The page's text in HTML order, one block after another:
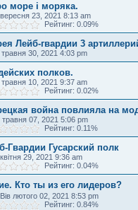
море і моряка.
23, 2021 8:13 am
Рейтинг: 0.09%
Лейб-гвардии 3
30, 2021 4:03 pm
полков.
10, 2021 9:37 am
Рейтинг: 0.02%
война повлияла на
травня 07, 2021 5:06 pm
Рейтинг: 0.11%
Гвардии Гусарский полк
29, 2021 9:36 am
Рейтинг: 0.04%
Кто ты из его лидеров?
Вів лютого 02, 2021 8:53 pm
Рейтинг: 0.84%